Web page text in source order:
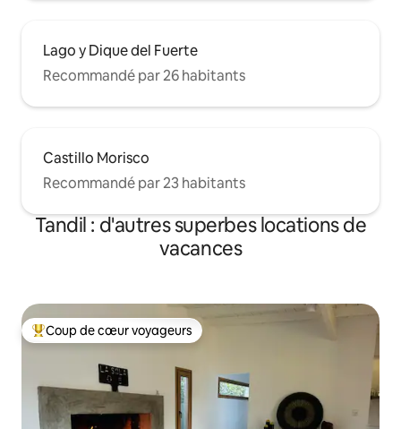
Lago y Dique del Fuerte
Recommandé par 26 habitants
Castillo Morisco
Recommandé par 23 habitants
Tandil : d'autres superbes locations de
vacances
Coups de cœur voyageurs les plus appréciés
Coup de cœur voyageurs